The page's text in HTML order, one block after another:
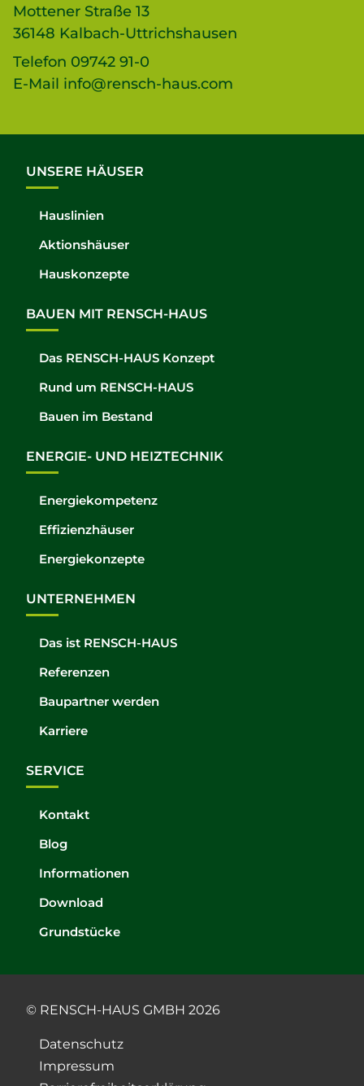
Mottener Straße 13
36148 Kalbach-Uttrichshausen
Telefon 09742 91-0
E-Mail info@rensch-haus.com
UNSERE HÄUSER
Hauslinien
Aktionshäuser
Hauskonzepte
BAUEN MIT RENSCH-HAUS
Das RENSCH-HAUS Konzept
Rund um RENSCH-HAUS
Bauen im Bestand
ENERGIE- UND HEIZTECHNIK
Energiekompetenz
Effizienzhäuser
Energiekonzepte
UNTERNEHMEN
Das ist RENSCH-HAUS
Referenzen
Baupartner werden
Karriere
SERVICE
Kontakt
Blog
Informationen
Download
Grundstücke
© RENSCH-HAUS GMBH 2026
Datenschutz
Impressum